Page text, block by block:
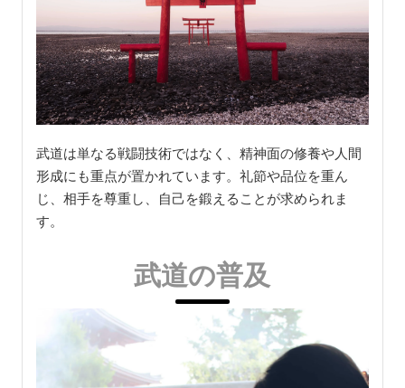
武道は単なる戦闘技術ではなく、精神面の修養や人間
形成にも重点が置かれています。礼節や品位を重ん
じ、相手を尊重し、自己を鍛えることが求められま
す。
武道の普及